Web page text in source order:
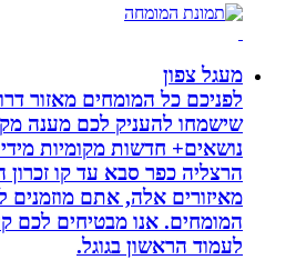
מעגל צפון
לפניכם כל המומחים מאזור דרום
שישמחו להעניק לכם מענה מקצועי
נושאים+ חדשות מקומיות מידי יום
הרצליה כפר סבא עד קו זכרון
מאיזורים אלה, אתם מוזמנים
המומחים. אנו מבטיחים לכם קידום
לעמוד הראשון בגוגל.